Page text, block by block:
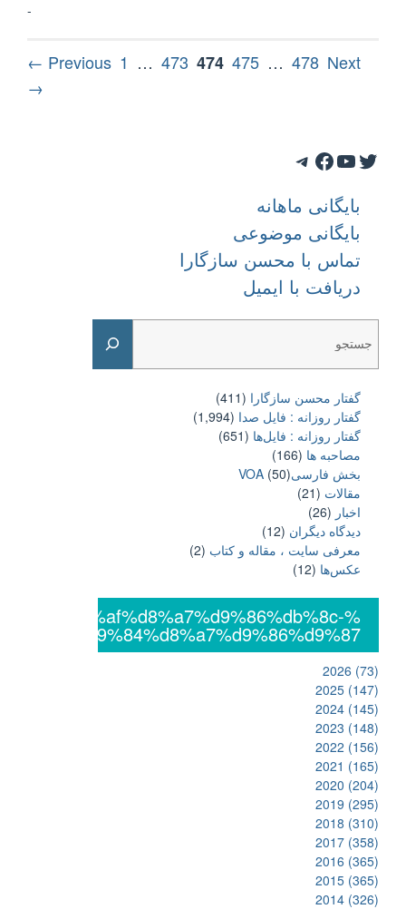
-
Posts
pagination
← Previous Page
1 … Page
473 Page
474 Page
475 … Page
478 Next
→
Telegram Facebook YouTube Twitter
بایگانی ماهانه
بایگانی موضوعی
تماس با محسن سازگارا
دریافت با ایمیل
گفتار محسن سازگارا (411)
گفتار روزانه : فایل‌ صدا (1,994)
گفتار روزانه : فایل‌ها (651)
مصاحبه ها (166)
بخش فارسیVOA(50)
مقالات (21)
اخبار (26)
دیدگاه دیگران (12)
معرفی سایت ، مقاله و کتاب (2)
عکس‌ها (12)
2026 (73)
2025 (147)
2024 (145)
2023 (148)
2022 (156)
2021 (165)
2020 (204)
2019 (295)
2018 (310)
2017 (358)
2016 (365)
2015 (365)
2014 (326)